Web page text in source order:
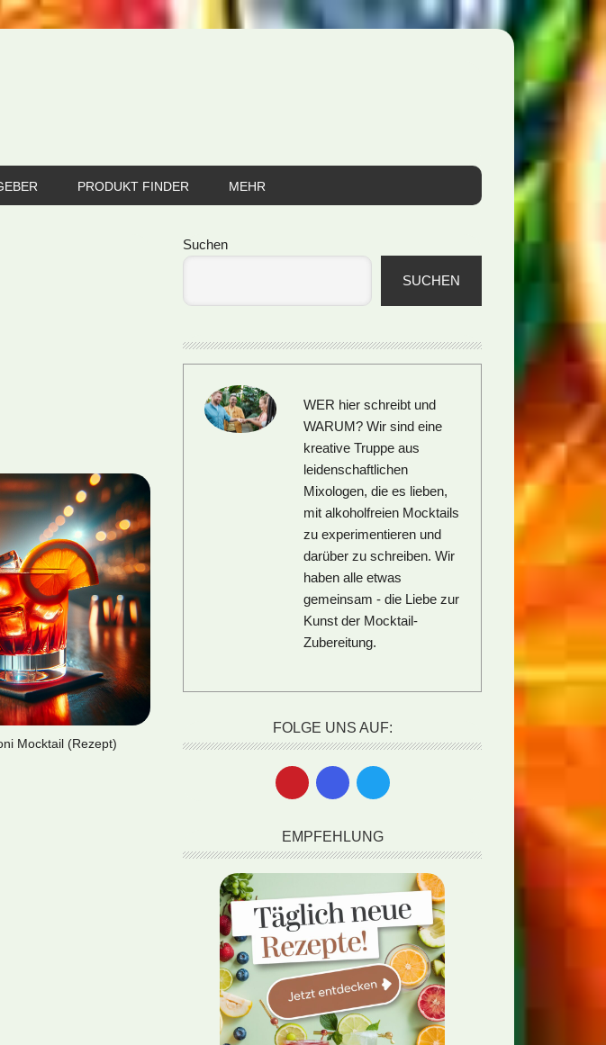
PRODUKT FINDER MEHR
Mocktail (Rezept)
Seitenspalte
Suchen
SUCHEN
WER hier schreibt und
WARUM?Wir sind eine
kreative Truppe aus
leidenschaftlichen
Mixologen, die es lieben,
mit alkoholfreien Mocktails
zu experimentieren und
darüber zu schreiben. Wir
haben alle etwas
gemeinsam - die Liebe zur
Kunst der Mocktail-
Zubereitung.
FOLGE UNS AUF:
EMPFEHLUNG